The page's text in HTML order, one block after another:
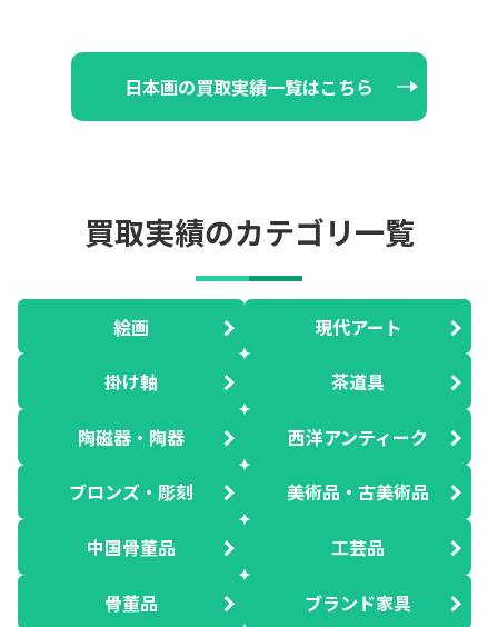
日本画の買取実績一覧はこちら
買取実績のカテゴリ一覧
絵画 現代アート
掛け軸 茶道具
陶磁器・陶器 西洋アンティーク
ブロンズ・彫刻 美術品・古美術品
中国骨董品 工芸品
骨董品 ブランド家具